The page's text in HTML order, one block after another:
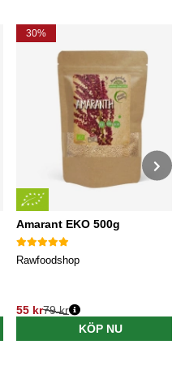
30%
Amarant EKO 500g
Rawfoodshop
55 kr
Ordinarie pris:
79 kr
KÖP NU